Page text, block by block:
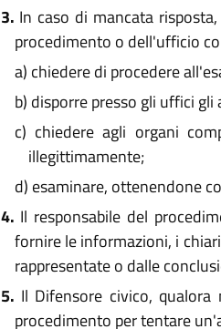
3. In caso di mancata
procedimento o dell'ufficio
a) chiedere di procedere
b) disporre presso gli uffici
c) chiedere agli organi
illegittimamente;
d) esaminare, ottenendone
4. Il responsabile del
fornire le informazioni, i
rappresentate o dalle
5. Il Difensore civico,
procedimento per tentare